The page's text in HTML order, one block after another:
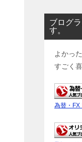
ブログ
す。
よかっ
すごく
為替・FX